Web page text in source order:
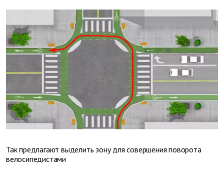
Так предлагают выделить зону для совершения поворота
велосипедистами